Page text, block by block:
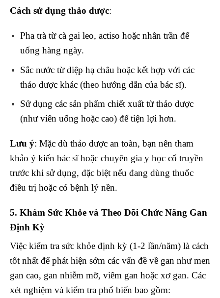
Cách sử dụng thảo dược:
Pha trà từ cà gai leo, actiso hoặc nhân trần để
uống hàng ngày.
Sắc nước từ diệp hạ châu hoặc kết hợp với các
thảo dược khác (theo hướng dẫn của bác sĩ).
Sử dụng các sản phẩm chiết xuất từ thảo dược
(như viên uống hoặc cao) để tiện lợi hơn.
Lưu ý: Mặc dù thảo dược an toàn, bạn nên tham
khảo ý kiến bác sĩ hoặc chuyên gia y học cổ truyền
trước khi sử dụng, đặc biệt nếu đang dùng thuốc
điều trị hoặc có bệnh lý nền.
5. Khám Sức Khỏe và Theo Dõi Chức Năng Gan
Định Kỳ
Việc kiểm tra sức khỏe định kỳ (1-2 lần/năm) là cách
tốt nhất để phát hiện sớm các vấn đề về gan như men
gan cao, gan nhiễm mỡ, viêm gan hoặc xơ gan. Các
xét nghiệm và kiểm tra phổ biến bao gồm: